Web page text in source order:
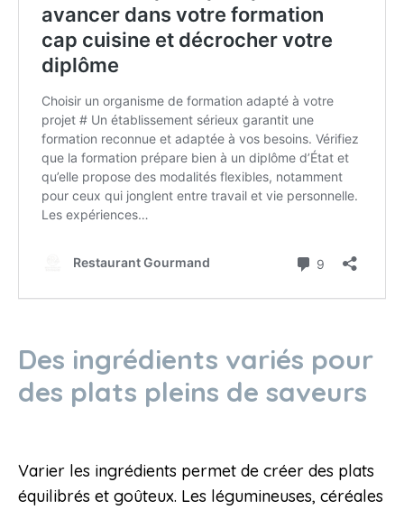
Des ingrédients variés pour
des plats pleins de saveurs
Varier les ingrédients permet de créer des plats
équilibrés et goûteux. Les légumineuses, céréales